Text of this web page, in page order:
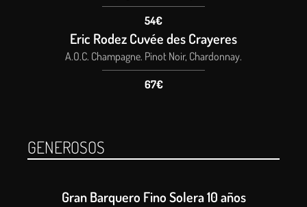
54€
Eric Rodez Cuvée des Crayeres
A.O.C. Champagne. Pinot Noir, Chardonnay.
67€
GENEROSOS
Gran Barquero Fino Solera 10 años